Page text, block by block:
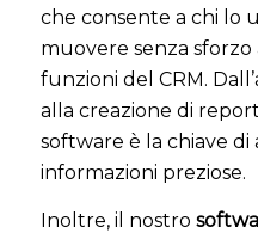
che consente a chi lo
muovere senza
funzioni del CRM.
alla creazione di
software è la chiave di
informazioni preziose.
Inoltre, il nostro